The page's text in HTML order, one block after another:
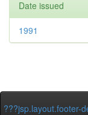
Date issued
1991
???jsp.layout.footer-